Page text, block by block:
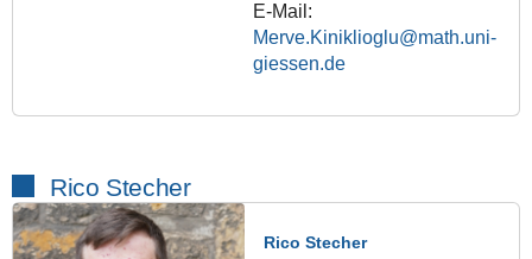
E-Mail:
Merve.Kiniklioglu@math.uni-
giessen.de
Rico Stecher
Rico Stecher